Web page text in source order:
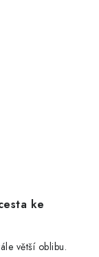
ke
větší oblibu.